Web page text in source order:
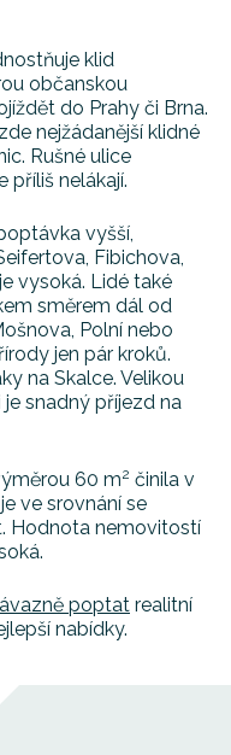
klid
občanskou
do Prahy či Brna.
nejžádanější klidné
Rušné ulice
příliš nelákají.
vyšší,
Fibichova,
vysoká. Lidé také
směrem dál od
Polní nebo
jen pár kroků.
na Skalce. Velikou
snadný příjezd na
60 m2 činila v
ve srovnání se
Hodnota nemovitostí
poptat realitní
nabídky.